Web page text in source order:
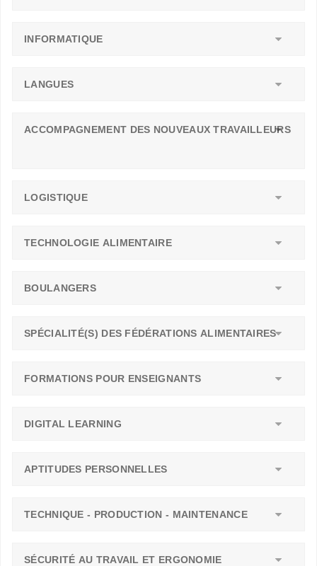
INFORMATIQUE
LANGUES
ACCOMPAGNEMENT DES NOUVEAUX TRAVAILLEURS
LOGISTIQUE
TECHNOLOGIE ALIMENTAIRE
BOULANGERS
SPÉCIALITÉ(S) DES FÉDÉRATIONS ALIMENTAIRES
FORMATIONS POUR ENSEIGNANTS
DIGITAL LEARNING
APTITUDES PERSONNELLES
TECHNIQUE - PRODUCTION - MAINTENANCE
SÉCURITÉ AU TRAVAIL ET ERGONOMIE